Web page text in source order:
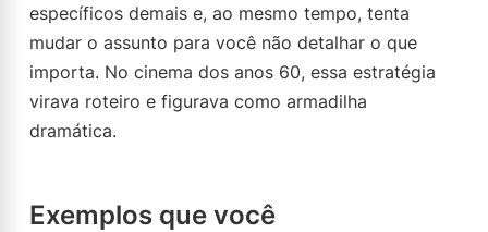
específicos demais e, ao mesmo tempo, tenta
mudar o assunto para você não detalhar o que
importa. No cinema dos anos 60, essa estratégia
virava roteiro e figurava como armadilha
dramática.
Exemplos que você